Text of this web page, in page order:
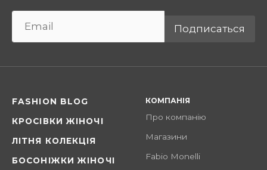
Подписаться
FASHION BLOG
КРОСІВКИ ЖІНОЧІ
ЛІТНЯ КОЛЕКЦІЯ
БОСОНІЖКИ ЖІНОЧІ
КОМПАНІЯ
Про компанію
Магазини
Fabio Monelli